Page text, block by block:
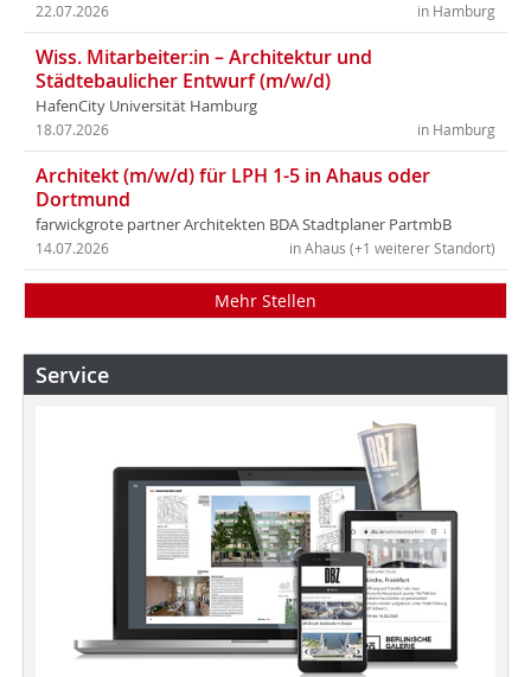
in Hamburg
22.07.2026
Wiss. Mitarbeiter:in – Architektur und
Städtebaulicher Entwurf (m/w/d)
HafenCity Universität Hamburg
in Hamburg
18.07.2026
Architekt (m/w/d) für LPH 1-5 in Ahaus oder
Dortmund
farwickgrote partner Architekten BDA Stadtplaner PartmbB
in Ahaus (+1 weiterer Standort)
14.07.2026
Mehr Stellen
Service